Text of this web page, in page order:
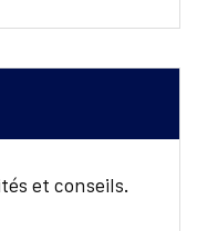
et conseils.